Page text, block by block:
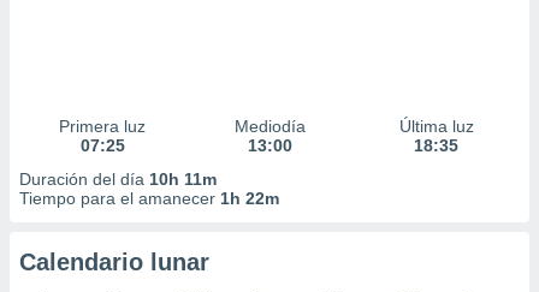
Primera luz
07:25
Mediodía
13:00
Última luz
18:35
Duración del día 10h 11m
Tiempo para el amanecer 1h 22m
Calendario lunar